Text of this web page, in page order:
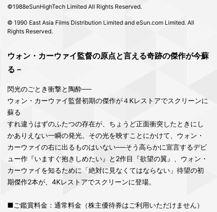
©1988eSunHighTech Limited All Rights Reserved.
© 1990 East Asia Films Distribution Limited and eSun.com Limited. All
Rights Reserved.
ウォン・カーウァイ監督の原点と言える奇跡の傑作が今蘇
る－
閃光のごとき衝撃と陶酔──
ウォン・カーウァイ監督初期の傑作が４Kレストアでスクリーンに
蘇る
すれ違うはずのふたつの存在が、ちょうど正面衝突したときにし
かありえない一瞬の発光。その光を映すことにかけて、ウォン・
カーウァイの右に出るものはいない──そう高らかに宣言するデビ
ュー作『いますぐ抱きしめたい』と2作目『欲望の翼』、ウォン・
カーウァイを知るために「絶対に見なくてはならない」待望の初
期傑作2本が、4Kレストアでスクリーンに登場。
■ご鑑賞料金：通常料金（株主優待券はご利用いただけません）